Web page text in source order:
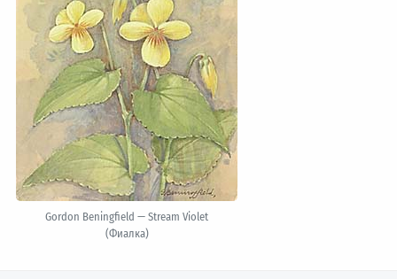
Gordon Beningfield — Stream Violet
(Фиалка)